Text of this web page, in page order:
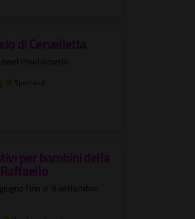
di Cervelletta
Pawlikowski
Spettacoli
per bambini della
fino al 9 settembre